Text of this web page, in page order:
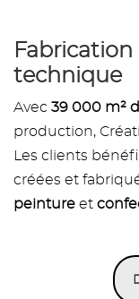
technique
Avec 39 000 m²
production,
Les clients
créées et
peinture et